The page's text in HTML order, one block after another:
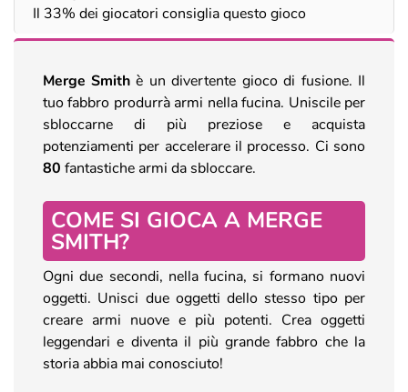
Il 33% dei giocatori consiglia questo gioco
Merge Smith è un divertente gioco di fusione. Il
tuo fabbro produrrà armi nella fucina. Uniscile per
sbloccarne di più preziose e acquista
potenziamenti per accelerare il processo. Ci sono
80 fantastiche armi da sbloccare.
COME SI GIOCA A MERGE
SMITH?
Ogni due secondi, nella fucina, si formano nuovi
oggetti. Unisci due oggetti dello stesso tipo per
creare armi nuove e più potenti. Crea oggetti
leggendari e diventa il più grande fabbro che la
storia abbia mai conosciuto!